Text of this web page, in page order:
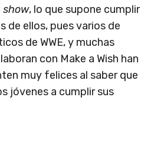
show, lo que supone cumplir
de ellos, pues varios de
de WWE, y muchas
con Make a Wish han
muy felices al saber que
jóvenes a cumplir sus